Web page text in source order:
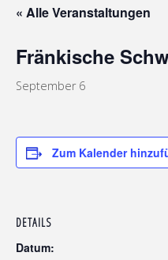
« Alle Veranstaltungen
Fränkische
September 6
Zum Kalender
DETAILS
Datum: